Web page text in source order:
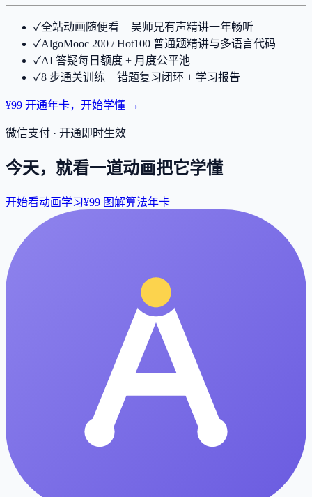
✓全站动画随便看 + 吴师兄有声精讲一年畅听
✓AlgoMooc 200 / Hot100 普通题精讲与多语言代码
✓AI 答疑每日额度 + 月度公平池
✓8 步通关训练 + 错题复习闭环 + 学习报告
¥99 开通年卡，开始学懂 →
微信支付 · 开通即时生效
今天，就看一道动画把它学懂
开始看动画学习¥99 图解算法年卡